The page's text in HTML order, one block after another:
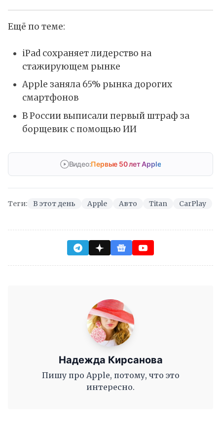
Ещё по теме:
iPad сохраняет лидерство на
стажирующем рынке
Apple заняла 65% рынка дорогих
смартфонов
В России выписали первый штраф за
борщевик с помощью ИИ
Видео:Первые 50 лет Apple
Теги: В этот день Apple Авто Titan CarPlay
Надежда Кирсанова
Пишу про Apple, потому, что это
интересно.